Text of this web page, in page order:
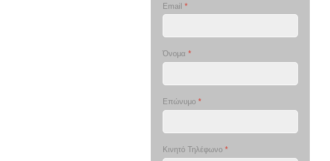
Email *
Όνομα *
Επώνυμο *
Κινητό Τηλέφωνο *